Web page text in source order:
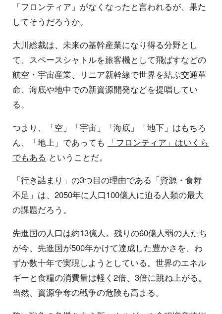
「フロンティア」がなくなったと言われるが、果た
してそうだろうか。
大川総裁は、未来の基幹産業になり得る分野とし
て、スペースシャトルを旅客機として飛ばすなどの
航空・宇宙産業、リニア新幹線で世界を結ぶ交通革
命、海底や地中での新資源開発などを提唱してい
る。
つまり、「空」「宇宙」「海底」「地下」はもちろ
ん、「地上」であっても
「フロンティア」はいくら
でもある ということだ。
「行き詰まり」の3つ目の理由である「資源・食糧
不足」は、2050年に人口100億人に迫る人類の最大
の課題だろう。
先進国の人口は約13億人。残りの60億人弱の人たち
が今、先進国が500年かけて達成した豊かさを、わ
ずか数十年で実現しようとしている。世界のエネル
ギーと食糧の消費量は軽く2倍、3倍に跳ね上がる。
当然、資源争奪の戦争の危険も高まる。